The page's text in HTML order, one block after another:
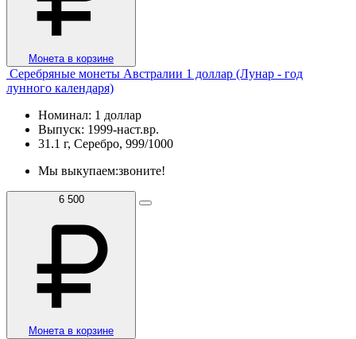
Монета в корзине
Серебряные монеты Австралии 1 доллар (Лунар - год
лунного календаря)
Номинал: 1 доллар
Выпуск: 1999-наст.вр.
31.1 г, Серебро, 999/1000
Мы выкупаем:звоните!
6 500
Монета в корзине